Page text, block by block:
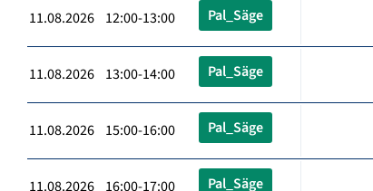
11.08.2026 12:00-13:00 Pal_Säge
11.08.2026 13:00-14:00 Pal_Säge
11.08.2026 15:00-16:00 Pal_Säge
11.08.2026 16:00-17:00 Pal_Säge